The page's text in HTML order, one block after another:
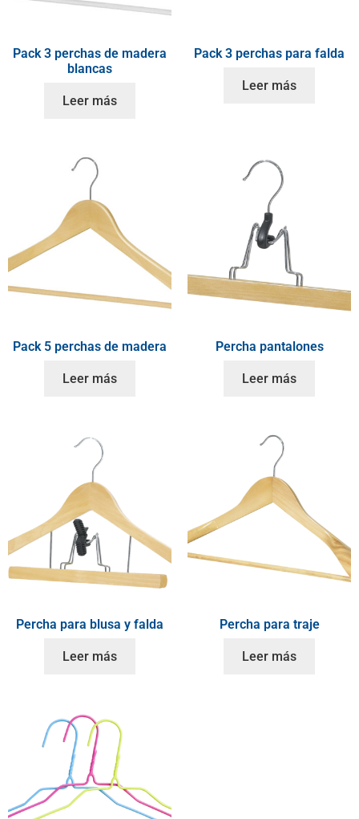
Pack 3 perchas de madera
blancas
Leer más
Pack 3 perchas para falda
Leer más
Pack 5 perchas de madera
Leer más
Percha pantalones
Leer más
Percha para blusa y falda
Leer más
Percha para traje
Leer más